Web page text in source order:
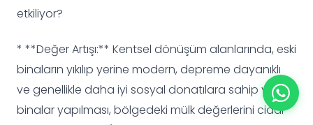
etkiliyor?
* **Değer Artışı:** Kentsel dönüşüm alanlarında, eski
binaların yıkılıp yerine modern, depreme dayanıklı
ve genellikle daha iyi sosyal donatılara sahip yeni
binalar yapılması, bölgedeki mülk değerlerini ciddi